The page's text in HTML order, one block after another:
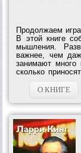
Продолжаем
В этой книге
мышления.
важнее, чем
занимают много
сколько
когда вы с
ним обед.Итак,...
О КНИГЕ